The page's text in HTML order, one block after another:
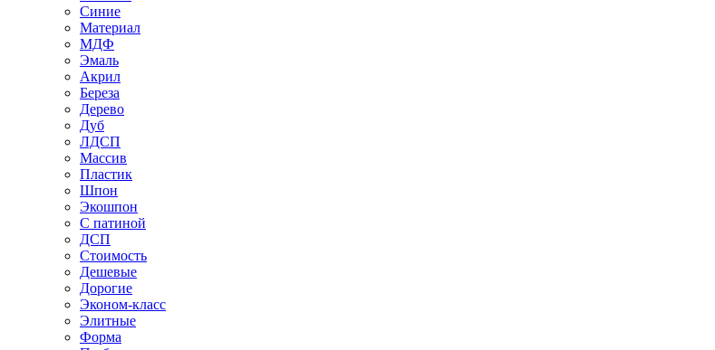
Синие
Материал
МДФ
Эмаль
Акрил
Береза
Дерево
Дуб
ЛДСП
Массив
Пластик
Шпон
Экошпон
С патиной
ДСП
Стоимость
Дешевые
Дорогие
Эконом-класс
Элитные
Форма